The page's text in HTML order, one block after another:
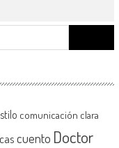
comunicación clara
cuento Doctor